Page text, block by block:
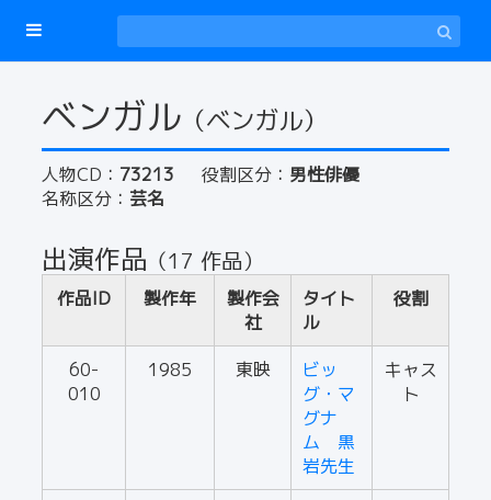
ベンガル （ベンガル）
人物CD： 73213 役割区分： 男性俳優
名称区分： 芸名
出演作品 （17 作品）
作品ID 製作年
製作会
社
タイト
ル
役割
60-
010
1985 東映
ビッ
グ・マ
グナ
ム 黒
岩先生
キャス
ト